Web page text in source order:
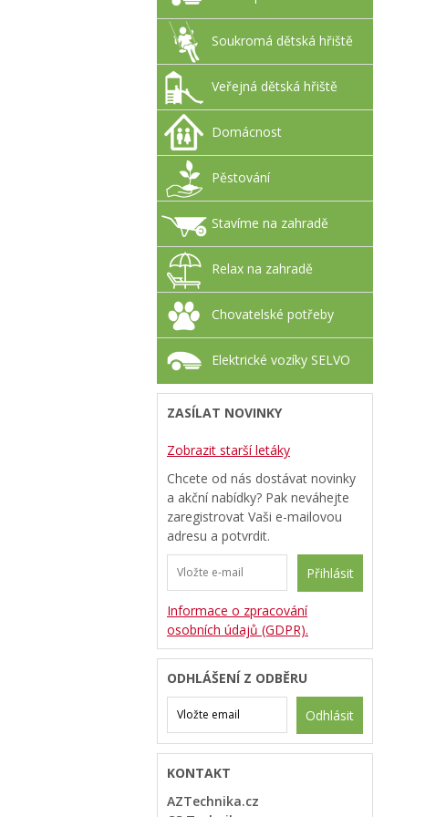
Soukromá dětská hřiště
Veřejná dětská hřiště
Domácnost
Pěstování
Stavíme na zahradě
Relax na zahradě
Chovatelské potřeby
Elektrické vozíky SELVO
ZASÍLAT NOVINKY
Zobrazit starší letáky
Chcete od nás dostávat novinky
a akční nabídky? Pak neváhejte
zaregistrovat Vaši e-mailovou
adresu a potvrdit.
Přihlásit
Informace o zpracování
osobních údajů (GDPR).
ODHLÁŠENÍ Z ODBĚRU
Odhlásit
KONTAKT
AZTechnika.cz